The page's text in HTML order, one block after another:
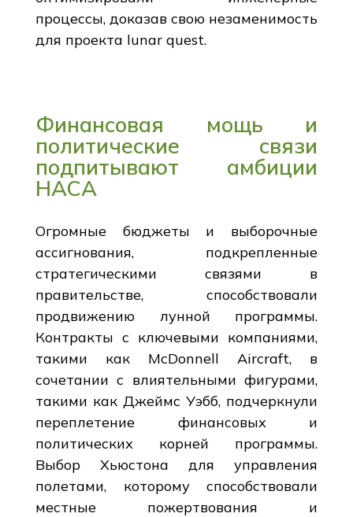
процессы, доказав свою незаменимость
для проекта lunar quest.
Финансовая мощь и
политические связи
подпитывают амбиции
НАСА
Огромные бюджеты и выборочные
ассигнования, подкрепленные
стратегическими связями в
правительстве, способствовали
продвижению лунной программы.
Контракты с ключевыми компаниями,
такими как McDonnell Aircraft, в
сочетании с влиятельными фигурами,
такими как Джеймс Уэбб, подчеркнули
переплетение финансовых и
политических корней программы.
Выбор Хьюстона для управления
полетами, которому способствовали
местные пожертвования и